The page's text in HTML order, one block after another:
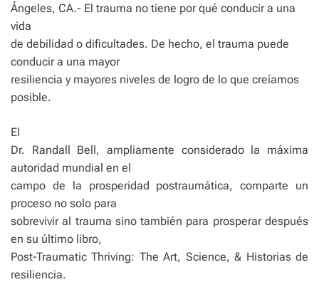
Ángeles, CA.- El trauma no tiene por qué conducir a una
vida
de debilidad o dificultades. De hecho, el trauma puede
conducir a una mayor
resiliencia y mayores niveles de logro de lo que creíamos
posible.
El
Dr. Randall Bell, ampliamente considerado la máxima
autoridad mundial en el
campo de la prosperidad postraumática, comparte un
proceso no solo para
sobrevivir al trauma sino también para prosperar después
en su último libro,
Post-Traumatic Thriving: The Art, Science, & Historias de
resiliencia.